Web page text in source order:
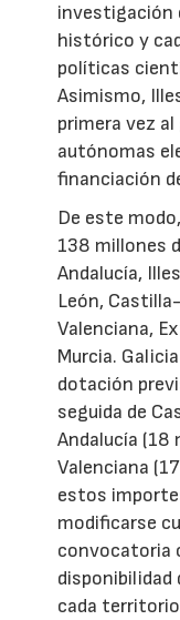
investigación
histórico y
políticas
Asimismo,
primera vez
autónomas
financiación
De este
138 millones
Andalucía,
León,
Valenciana,
Murcia.
dotación
seguida de
Andalucía (18
Valenciana
estos
modificarse
convocatoria
disponibilidad
cada